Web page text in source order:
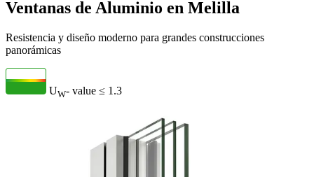
Ventanas de Aluminio en Melilla
Resistencia y diseño moderno para grandes construcciones
panorámicas
UW- value ≤ 1.3